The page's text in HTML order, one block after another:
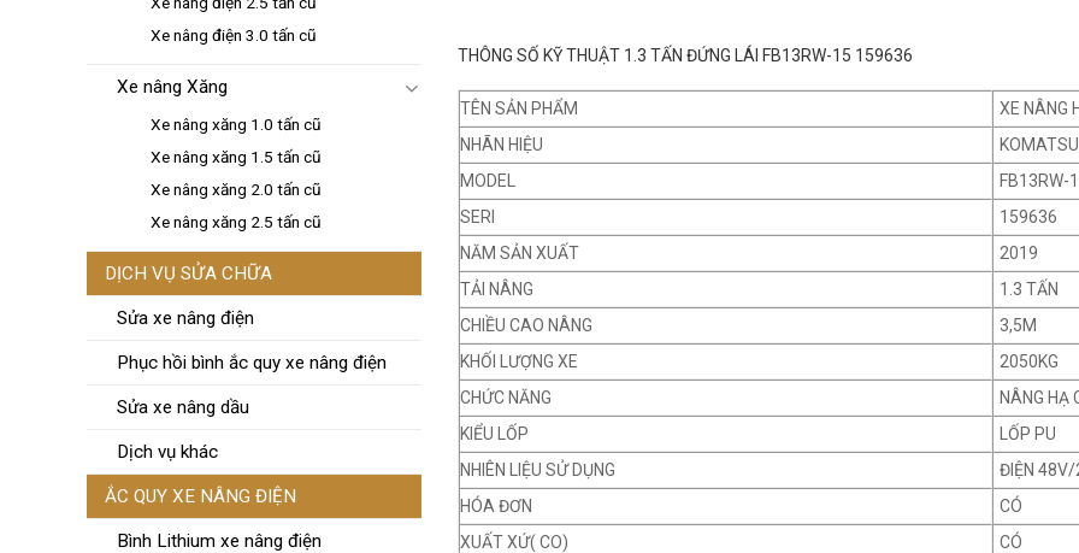
Xe nâng điện 3.0 tấn cũ
Xe nâng Xăng
Xe nâng xăng 1.0 tấn cũ
Xe nâng xăng 1.5 tấn cũ
Xe nâng xăng 2.0 tấn cũ
Xe nâng xăng 2.5 tấn cũ
DỊCH VỤ SỬA CHỮA
Sửa xe nâng điện
Phục hồi bình ắc quy xe nâng điện
Sửa xe nâng dầu
Dịch vụ khác
ẮC QUY XE NÂNG ĐIỆN
Bình Lithium xe nâng điện
THÔNG SỐ KỸ THUẬT 1.3 TẤN ĐỨNG LÁI FB13RW-15 159636
TÊN SẢN PHẨM
XE NÂNG
NHÃN HIỆU
KOMATSU
MODEL
FB13RW-
SERI
159636
NĂM SẢN XUẤT
2019
TẢI NÂNG
1.3 TẤN
CHIỀU CAO NÂNG
3,5M
KHỐI LƯỢNG XE
2050KG
CHỨC NĂNG
NÂNG HẠ
KIỂU LỐP
LỐP PU
NHIÊN LIỆU SỬ DỤNG
ĐIỆN
HÓA ĐƠN
CÓ
XUẤT XỨ( CO)
CÓ